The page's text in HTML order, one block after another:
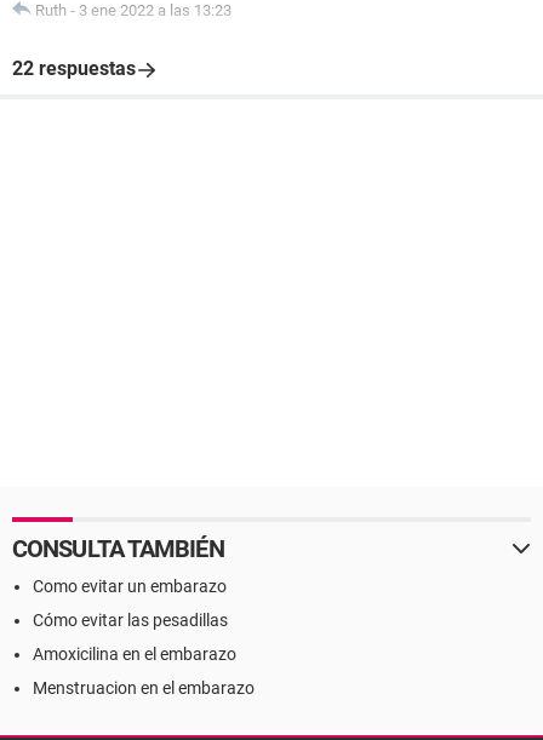
Ruth - 3 ene 2022 a las 13:23
22 respuestas
CONSULTA TAMBIÉN
Como evitar un embarazo
Cómo evitar las pesadillas
Amoxicilina en el embarazo
Menstruacion en el embarazo